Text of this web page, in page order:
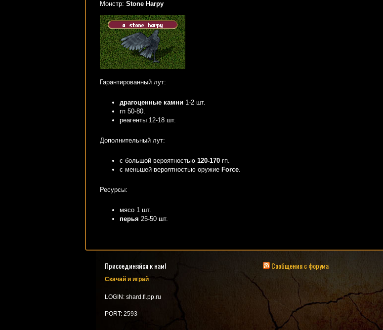
Монстр: Stone Harpy
Гарантированный лут:
драгоценные камни 1-2 шт.
гп 50-80.
реагенты 12-18 шт.
Дополнительный лут:
с большой вероятностью 120-170 гп.
с меньшей вероятностью оружие Force.
Ресурсы:
мясо 1 шт.
перья 25-50 шт.
Присоединяйся к нам!
Скачай и играй
LOGIN: shard.fl.pp.ru
PORT: 2593
Сообщения с форума